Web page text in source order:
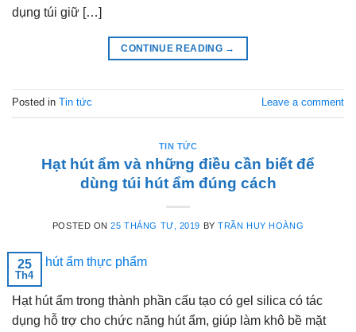
dụng túi giữ […]
CONTINUE READING →
Posted in Tin tức Leave a comment
TIN TỨC
Hạt hút ẩm và những điều cần biết để
dùng túi hút ẩm đúng cách
POSTED ON25 THÁNG TƯ, 2019 BYTRẦN HUY HOÀNG
25
Th4
Hạt hút ẩm trong thành phần cấu tạo có gel silica có tác
dụng hỗ trợ cho chức năng hút ẩm, giúp làm khô bề mặt